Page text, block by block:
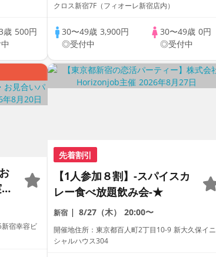
歳 500円
クロス新宿7F（フィオーレ新宿店内）
30〜49歳3,900円
◎受付中
30〜49歳 0円
◎受付中
宿幸容ビ
先着割引
【1人参加８割】-スパイスカ
レー食べ放題飲み会-★
新宿 8/27（木） 20:00〜
開催地住所：東京都百人町2丁目10-9 新大久保イニ
シャルハウス304